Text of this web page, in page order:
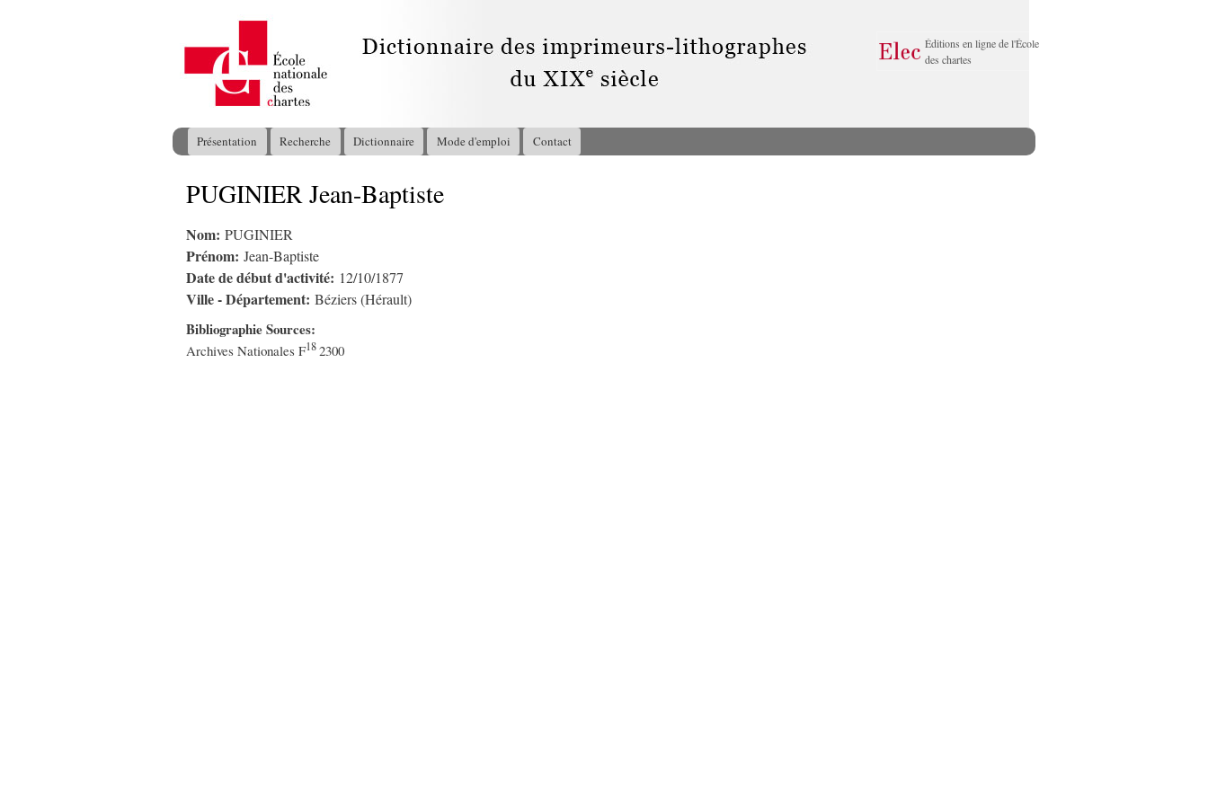
principal
Éditions en ligne de l'École
des chartes
Menu principal
Présentation Recherche Dictionnaire Mode d'emploi Contact
Vous êtes ici
PUGINIER Jean-Baptiste
Nom: PUGINIER
Prénom: Jean-Baptiste
Date de début d'activité: 12/10/1877
Ville - Département: Béziers (Hérault)
Bibliographie Sources:
Archives Nationales F182300